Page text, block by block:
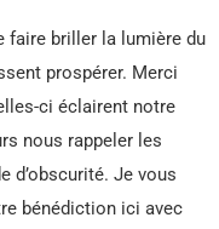
faire briller la lumière du
prospérer. Merci
ci éclairent notre
nous rappeler les
d’obscurité. Je vous
bénédiction ici avec